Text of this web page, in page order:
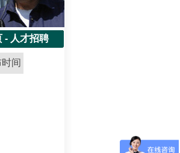
- 人才招聘
间